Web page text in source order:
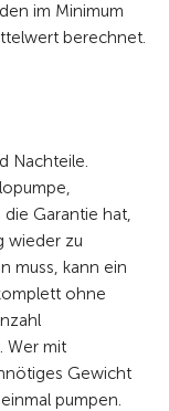
im Minimum
berechnet.
Nachteile.
Garantie hat,
wieder zu
muss, kann ein
ohne
Wer mit
Gewicht
pumpen.